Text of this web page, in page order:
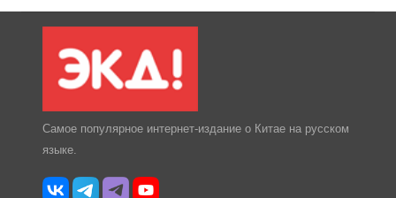
Самое популярное интернет-издание о Китае на русском
языке.